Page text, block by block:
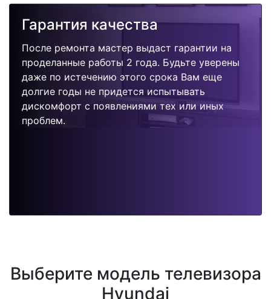
Гарантия качества
После ремонта мастер выдаст гарантии на
проделанные работы 2 года. Будьте уверены
даже по истечению этого срока Вам еще
долгие годы не придется испытывать
дискомфорт с появлениями тех или иных
проблем.
Выберите модель телевизора
Hyundai